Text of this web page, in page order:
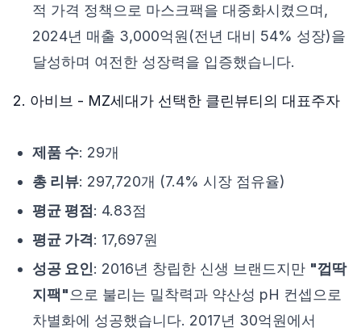
적 가격 정책으로 마스크팩을 대중화시켰으며,
2024년 매출 3,000억원(전년 대비 54% 성장)을
달성하며 여전한 성장력을 입증했습니다.
2. 아비브 - MZ세대가 선택한 클린뷰티의 대표주자
제품 수: 29개
총 리뷰: 297,720개 (7.4% 시장 점유율)
평균 평점: 4.83점
평균 가격: 17,697원
성공 요인: 2016년 창립한 신생 브랜드지만 "껍딱
지팩" 으로 불리는 밀착력과 약산성 pH 컨셉으로
차별화에 성공했습니다. 2017년 30억원에서